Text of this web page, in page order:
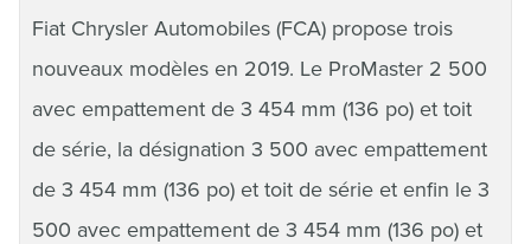
Fiat Chrysler Automobiles (FCA) propose trois
nouveaux modèles en 2019. Le ProMaster 2 500
avec empattement de 3 454 mm (136 po) et toit
de série, la désignation 3 500 avec empattement
de 3 454 mm (136 po) et toit de série et enfin le 3
500 avec empattement de 3 454 mm (136 po) et